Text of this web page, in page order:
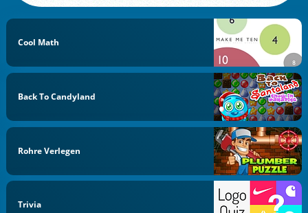
Cool Math
Back To Candyland
Rohre Verlegen
Trivia